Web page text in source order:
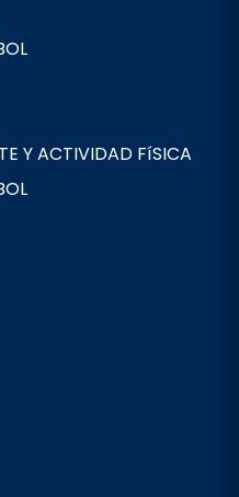
Y ACTIVIDAD FíSICA